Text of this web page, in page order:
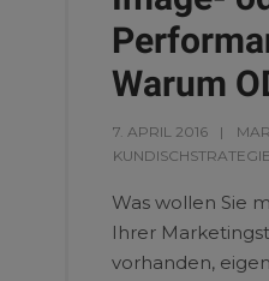
Warum
7. APRIL 2016
KUNDISCHSTRATEGIE
Was wollen Sie
Ihrer
vorhanden,